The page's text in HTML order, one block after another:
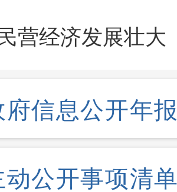
营经济发展壮大
府信息公开年
动公开事项清